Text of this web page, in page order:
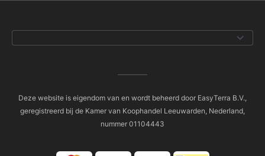
Deze website is eigendom van en wordt beheerd door EasyTerra B.V.,
geregistreerd bij de Kamer van Koophandel Leeuwarden, Nederland,
nummer 01104443